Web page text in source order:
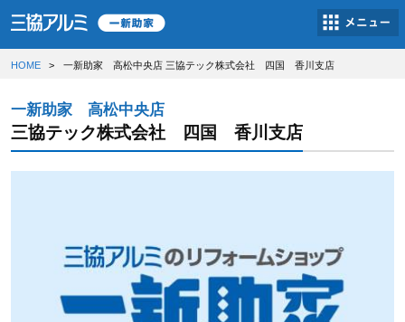
HOME 一新助家 高松中央店 三協テック株式会社 四国 香川支店
一新助家 高松中央店
三協テック株式会社 四国 香川支店